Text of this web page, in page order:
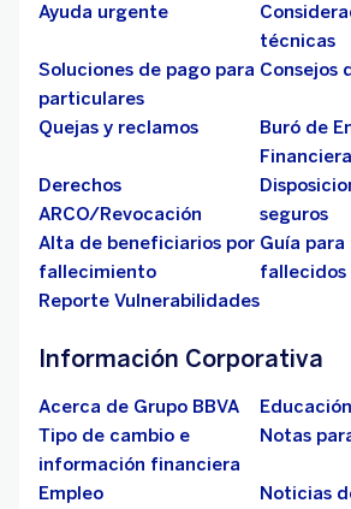
Ayuda urgente
técnicas
Soluciones de pago para
particulares
Consejos
Quejas y reclamos
Buró de
Derechos
ARCO/Revocación
seguros
Alta de beneficiarios por
fallecimiento
Guía
fallecidos
Reporte Vulnerabilidades
Información Corporativa
Acerca de Grupo BBVA
Tipo de cambio e
información financiera
Notas
Empleo
Noticias